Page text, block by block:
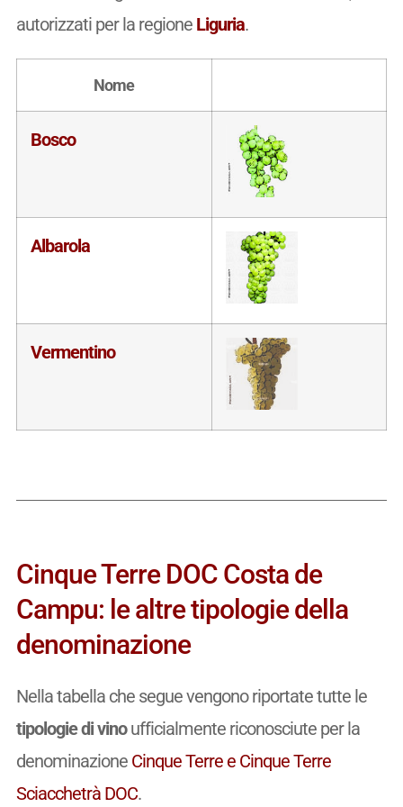
autorizzati per la regione Liguria.
Nome
Bosco
Albarola
Vermentino
Cinque Terre DOC Costa de
Campu: le altre tipologie della
denominazione
Nella tabella che segue vengono riportate tutte le
tipologie di vinoufficialmente riconosciute per la
denominazione Cinque Terre e Cinque Terre
Sciacchetrà DOC.